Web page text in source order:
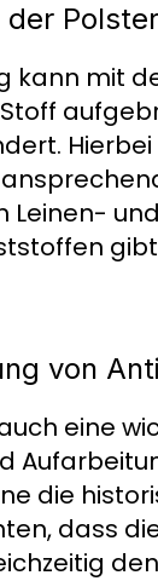
der
kann mit
Leinen-
von
eine
die
dass